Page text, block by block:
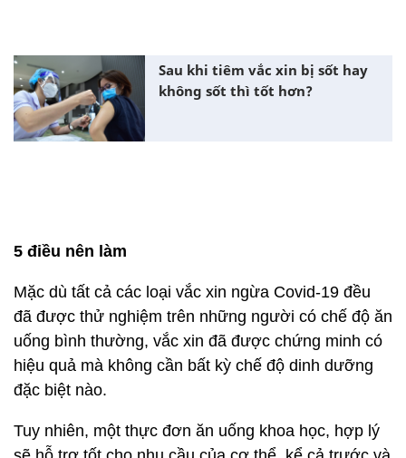
Sau khi tiêm vắc xin bị sốt hay
không sốt thì tốt hơn?
5 điều nên làm
Mặc dù tất cả các loại vắc xin ngừa Covid-19 đều
đã được thử nghiệm trên những người có chế độ ăn
uống bình thường, vắc xin đã được chứng minh có
hiệu quả mà không cần bất kỳ chế độ dinh dưỡng
đặc biệt nào.
Tuy nhiên, một thực đơn ăn uống khoa học, hợp lý